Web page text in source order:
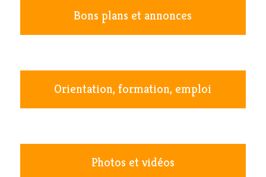
Bons plans et annonces
Orientation, formation, emploi
Photos et vidéos